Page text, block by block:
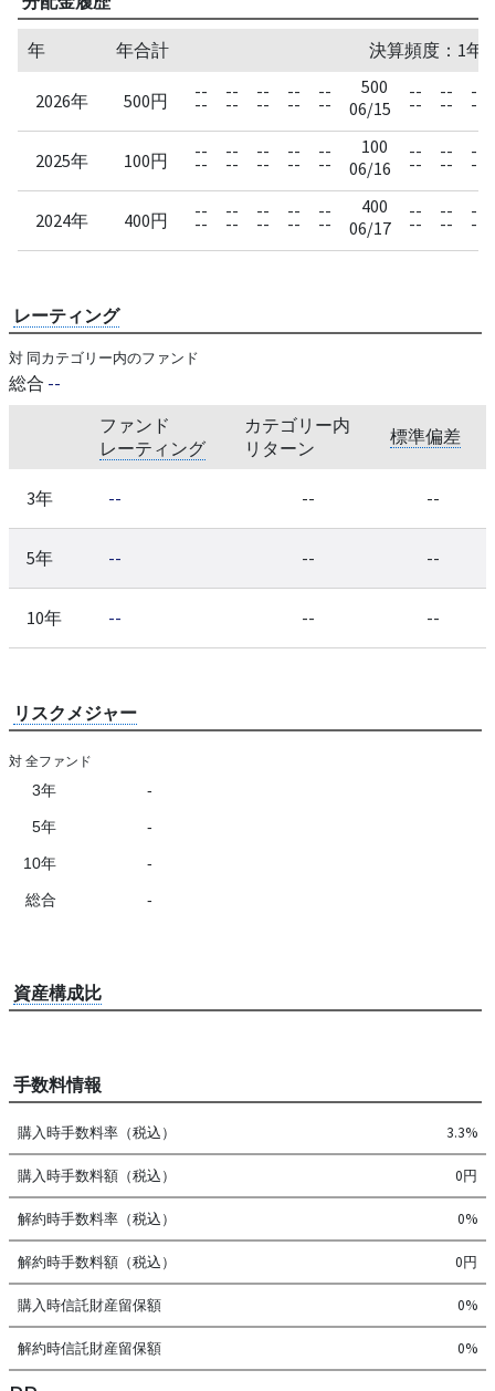
年 年合計 決算頻度：1年
2026年 500円 --
--
--
--
--
--
--
--
--
--
500
06/15
--
--
--
--
--
--
2025年 100円 --
--
--
--
--
--
--
--
--
--
100
06/16
--
--
--
--
--
--
2024年 400円 --
--
--
--
--
--
--
--
--
--
400
06/17
--
--
--
--
--
--
レーティング
対 同カテゴリー内のファンド
総合 --
ファンド
レーティング
カテゴリー内
リターン
標準偏差
3年 -- -- --
5年 -- -- --
10年 -- -- --
リスクメジャー
対 全ファンド
3年 -
5年 -
10年 -
総合 -
資産構成比
手数料情報
購入時手数料率（税込） 3.3%
購入時手数料額（税込） 0円
解約時手数料率（税込） 0%
解約時手数料額（税込） 0円
購入時信託財産留保額 0%
解約時信託財産留保額 0%